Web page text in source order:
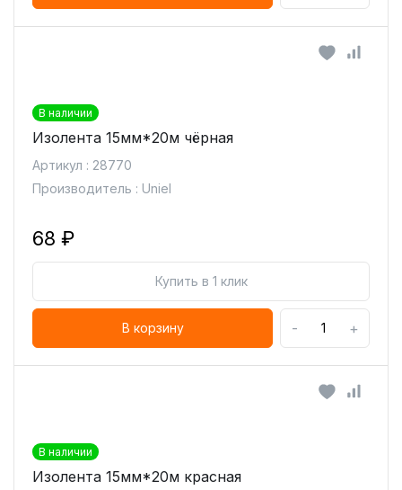
В наличии
Изолента 15мм*20м чёрная
Артикул : 28770
Производитель : Uniel
68 ₽
Купить в 1 клик
В корзину - +
В наличии
Изолента 15мм*20м красная